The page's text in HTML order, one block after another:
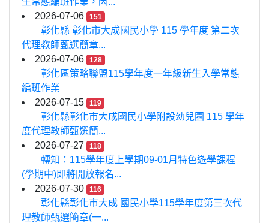
2026-07-06
151
彰化縣 彰化市大成國民小學 115 學年度 第二次
代理教師甄選簡章...
2026-07-06
128
彰化區策略聯盟115學年度一年級新生入學常態
編班作業
2026-07-15
119
彰化縣彰化市大成國民小學附設幼兒園 115 學年
度代理教師甄選簡...
2026-07-27
118
轉知：115學年度上學期09-01月特色遊學課程
(學期中)即將開放報名...
2026-07-30
116
彰化縣彰化市大成 國民小學115學年度第三次代
理教師甄選簡章(一...